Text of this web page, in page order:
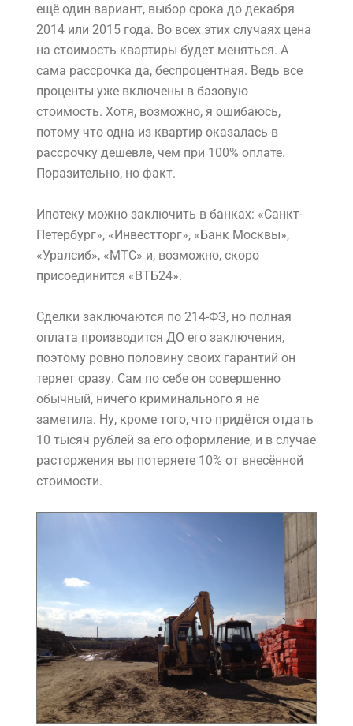
ещё один вариант, выбор срока до декабря
2014 или 2015 года. Во всех этих случаях цена
на стоимость квартиры будет меняться. А
сама рассрочка да, беспроцентная. Ведь все
проценты уже включены в базовую
стоимость. Хотя, возможно, я ошибаюсь,
потому что одна из квартир оказалась в
рассрочку дешевле, чем при 100% оплате.
Поразительно, но факт.
Ипотеку можно заключить в банках: «Санкт-
Петербург», «Инвестторг», «Банк Москвы»,
«Уралсиб», «МТС» и, возможно, скоро
присоединится «ВТБ24».
Сделки заключаются по 214-ФЗ, но полная
оплата производится ДО его заключения,
поэтому ровно половину своих гарантий он
теряет сразу. Сам по себе он совершенно
обычный, ничего криминального я не
заметила. Ну, кроме того, что придётся отдать
10 тысяч рублей за его оформление, и в случае
расторжения вы потеряете 10% от внесённой
стоимости.